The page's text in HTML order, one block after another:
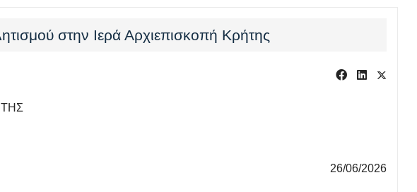
στην Ιερά Αρχιεπισκοπή Κρήτης
26/06/2026